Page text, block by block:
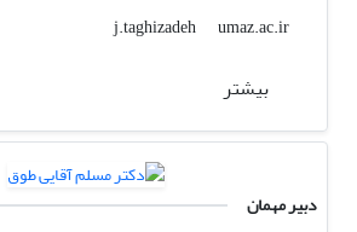
j.taghizadeh
umaz.ac.ir
بیشتر
دبیر مهمان